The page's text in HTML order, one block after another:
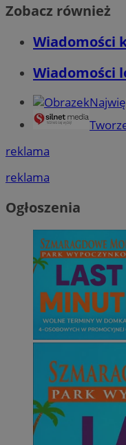
Zobacz również
Wiadomości
Wiadomości
reklama
reklama
Ogłoszenia